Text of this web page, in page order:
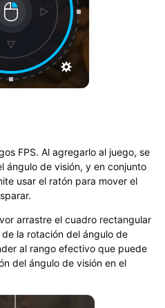
FPS. Al agregarlo al juego, se
ángulo de visión, y en conjunto
usar el ratón para mover el
arrastre el cuadro rectangular
la rotación del ángulo de
al rango efectivo que puede
del ángulo de visión en el